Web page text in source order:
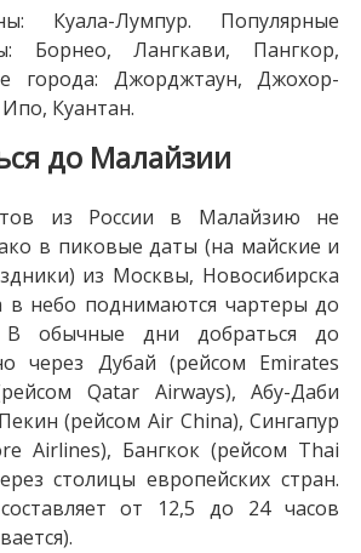
Куала-Лумпур. Популярные
Борнео, Лангкави, Пангкор,
города: Джорджтаун, Джохор-
Куантан.
до Малайзии
из России в Малайзию не
в пиковые даты (на майские и
из Москвы, Новосибирска
в небо поднимаются чартеры до
В обычные дни добраться до
через Дубай (рейсом Emirates
Qatar Airways), Абу-Даби
(рейсом Air China), Сингапур
Airlines), Бангкок (рейсом Thai
столицы европейских стран.
от 12,5 до 24 часов